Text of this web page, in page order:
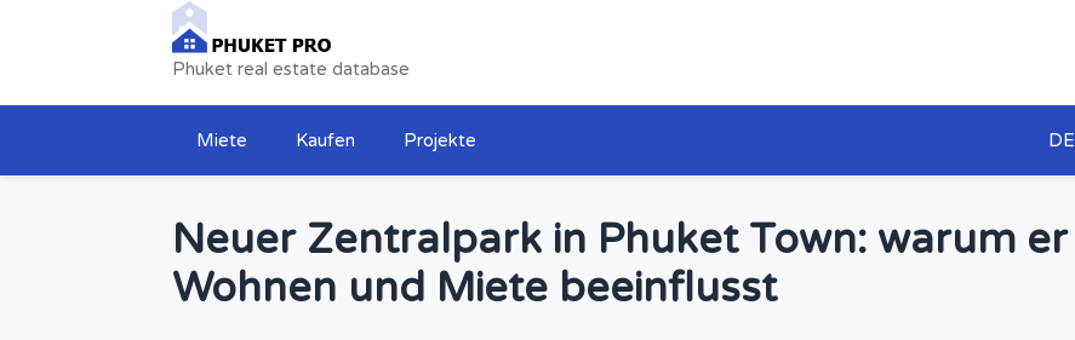
Phuket real estate database
Miete Kaufen Projekte DE
Neuer Zentralpark in Phuket Town: warum er
Wohnen und Miete beeinflusst